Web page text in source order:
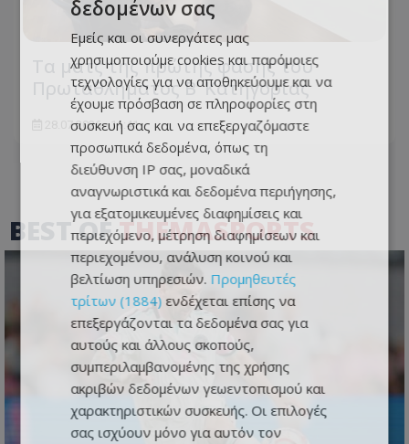
Τα ματς της πρώτης φάσης του
Πρωταθλήματος Β’ Κατηγορίας
28.07.2026 - 11:41
BEST OFTHEMASPORTS
δεδομένων σας
Εμείς και οι συνεργάτες μας
χρησιμοποιούμε cookies και παρόμοιες
τεχνολογίες για να αποθηκεύουμε και να
έχουμε πρόσβαση σε πληροφορίες στη
συσκευή σας και να επεξεργαζόμαστε
προσωπικά δεδομένα, όπως τη
διεύθυνση IP σας, μοναδικά
αναγνωριστικά και δεδομένα περιήγησης,
για εξατομικευμένες διαφημίσεις και
περιεχόμενο, μέτρηση διαφημίσεων και
περιεχομένου, ανάλυση κοινού και
βελτίωση υπηρεσιών. Προμηθευτές
τρίτων (1884) ενδέχεται επίσης να
επεξεργάζονται τα δεδομένα σας για
αυτούς και άλλους σκοπούς,
συμπεριλαμβανομένης της χρήσης
ακριβών δεδομένων γεωεντοπισμού και
χαρακτηριστικών συσκευής. Οι επιλογές
σας ισχύουν μόνο για αυτόν τον